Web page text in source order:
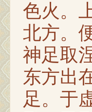
色火。
北方。
神足取
东方出
足。于